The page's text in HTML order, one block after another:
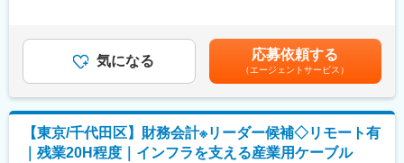
7名で管理業務を行っております。
■働き方・企業魅力：
月平均残業は10時間程度（時期によって繁忙の差はあり）、フレ
ックスタイム制を活用でき、年間休日125日とワークライフバラ
ンスを整えやすい環境です。住宅手当や家族手当など福利厚生も
充実しており、平均勤続年数16.3年と定着率を誇ります。
（10%)
・チーム担当者の指導育成 (10%)
※足下はESG等非財務情報への対応を進めており、新しいことにチ
・経理税務部は、一般企業でいう経理機能のうち財務会計と税務
に関して、よりグローバルに戦略的に実施している部署です。
※昇給・賞与評価は「職務」や「成果と行動」を相対評価により決
定。※予定年収は評価中位の場合です。賃金はあくまでも目安の金
額であり、選考を通じて上下する可能性があります。月給(月額)は
固定手当を含めた表記です。
気になる 応募依頼する
（エージェントサービス）
【東京/千代田区】財務会計※リーダー候補◇リモート有
｜残業20H程度｜インフラを支える産業用ケーブル